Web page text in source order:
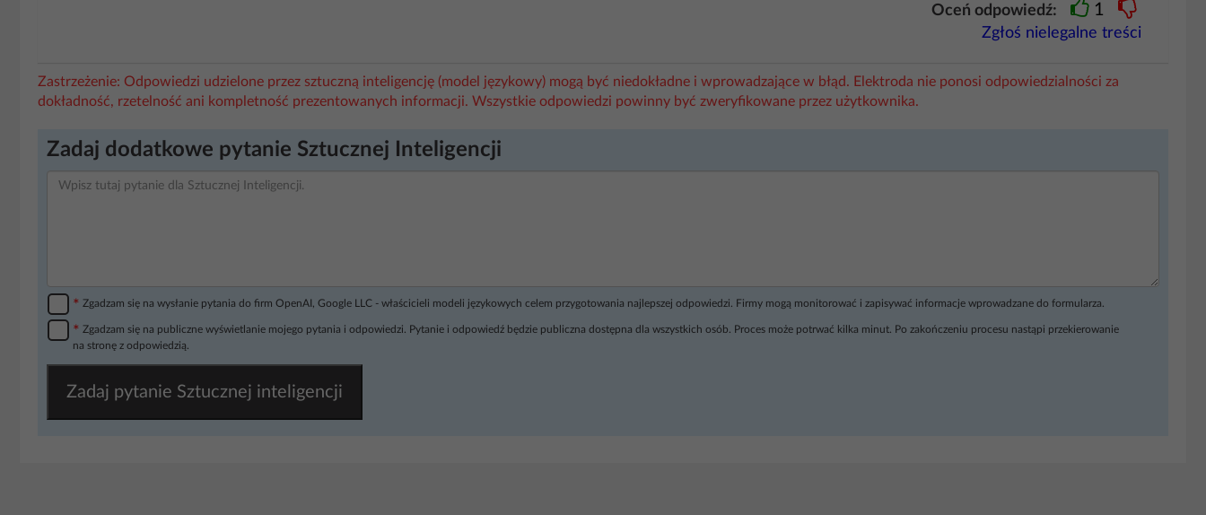
Oceń odpowiedź: 1
Zgłoś nielegalne treści
Zastrzeżenie: Odpowiedzi udzielone przez sztuczną inteligencję (model językowy) mogą być niedokładne i wprowadzające w błąd. Elektroda nie ponosi odpowiedzialności za
dokładność, rzetelność ani kompletność prezentowanych informacji. Wszystkie odpowiedzi powinny być zweryfikowane przez użytkownika.
Zadaj dodatkowe pytanie Sztucznej Inteligencji
* Zgadzam się na wysłanie pytania do firm OpenAI, Google LLC - właścicieli modeli językowych celem przygotowania najlepszej odpowiedzi. Firmy mogą monitorować i zapisywać informacje wprowadzane do formularza.
* Zgadzam się na publiczne wyświetlanie mojego pytania i odpowiedzi. Pytanie i odpowiedź będzie publiczna dostępna dla wszystkich osób. Proces może potrwać kilka minut. Po zakończeniu procesu nastąpi przekierowanie
na stronę z odpowiedzią.
Zadaj pytanie Sztucznej inteligencji